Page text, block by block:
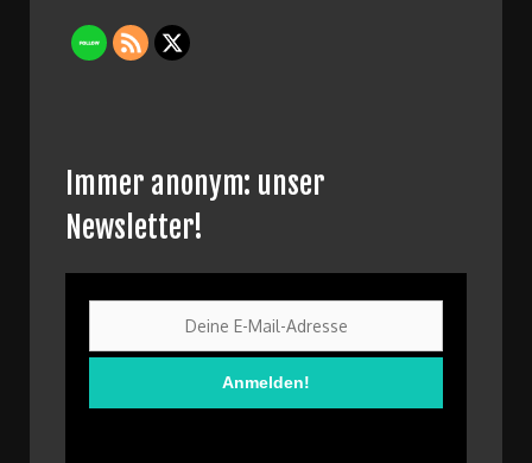
Immer anonym: unser
Newsletter!